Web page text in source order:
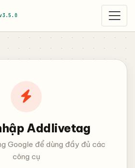
Addlivetag
Google để dùng đầy đủ các
công cụ